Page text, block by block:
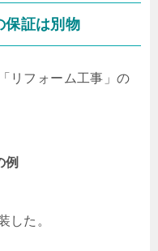
保証は別物
リフォーム工事」の
例
した。